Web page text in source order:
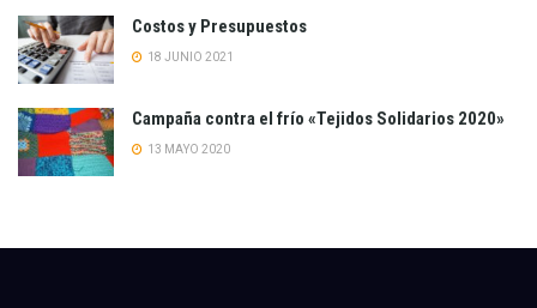
Costos y Presupuestos
18 JUNIO 2021
Campaña contra el frío «Tejidos Solidarios 2020»
13 MAYO 2020